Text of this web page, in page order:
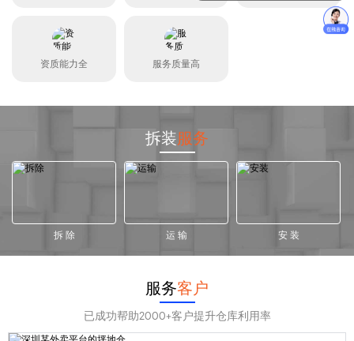
资质能力全 服务质量高
拆装服务
拆 除 运 输 安 装
服务客户
已成功帮助2000+客户提升仓库利用率